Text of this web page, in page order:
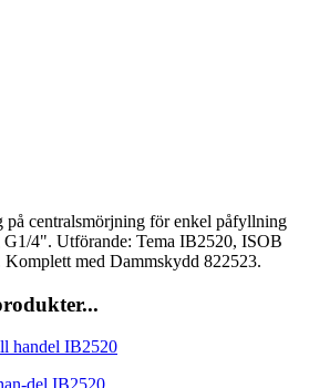
centralsmörjning för enkel påfyllning
4". Utförande: Tema IB2520, ISOB
med Dammskydd 822523.